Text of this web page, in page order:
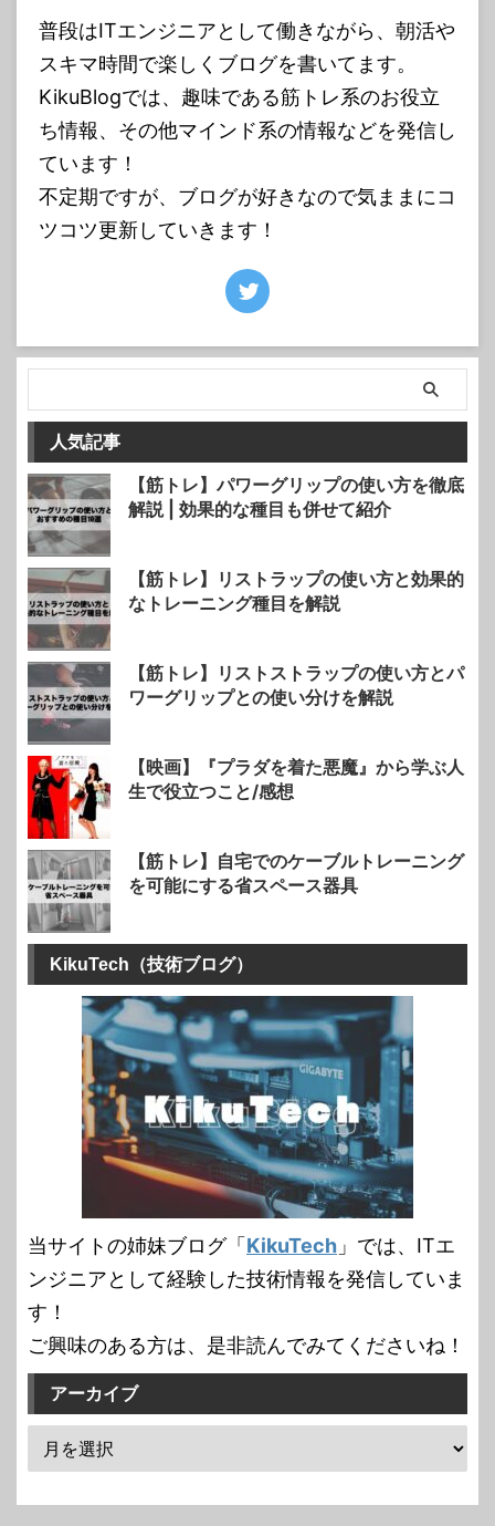
普段はITエンジニアとして働きながら、朝活や
スキマ時間で楽しくブログを書いてます。
KikuBlogでは、趣味である筋トレ系のお役立
ち情報、その他マインド系の情報などを発信し
ています！
不定期ですが、ブログが好きなので気ままにコ
ツコツ更新していきます！
人気記事
【筋トレ】パワーグリップの使い方を徹底
解説 | 効果的な種目も併せて紹介
【筋トレ】リストラップの使い方と効果的
なトレーニング種目を解説
【筋トレ】リストストラップの使い方とパ
ワーグリップとの使い分けを解説
【映画】『プラダを着た悪魔』から学ぶ人
生で役立つこと/感想
【筋トレ】自宅でのケーブルトレーニング
を可能にする省スペース器具
KikuTech（技術ブログ）
当サイトの姉妹ブログ「 KikuTech 」では、ITエ
ンジニアとして経験した技術情報を発信していま
す！
ご興味のある方は、是非読んでみてくださいね！
アーカイブ